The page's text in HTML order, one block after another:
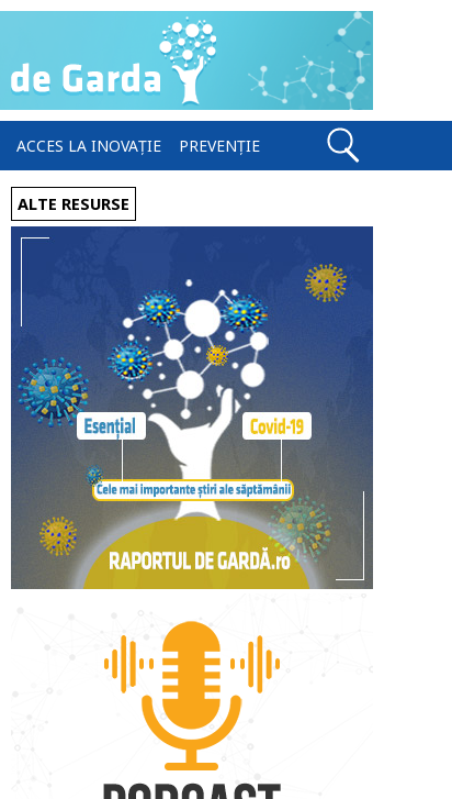
ACCES LA INOVAȚIE PREVENȚIE
ALTE RESURSE